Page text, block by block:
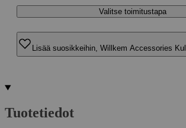
Valitse toimitustapa
Lisää suosikkeihin, Willkem Accessories
Tuotetiedot